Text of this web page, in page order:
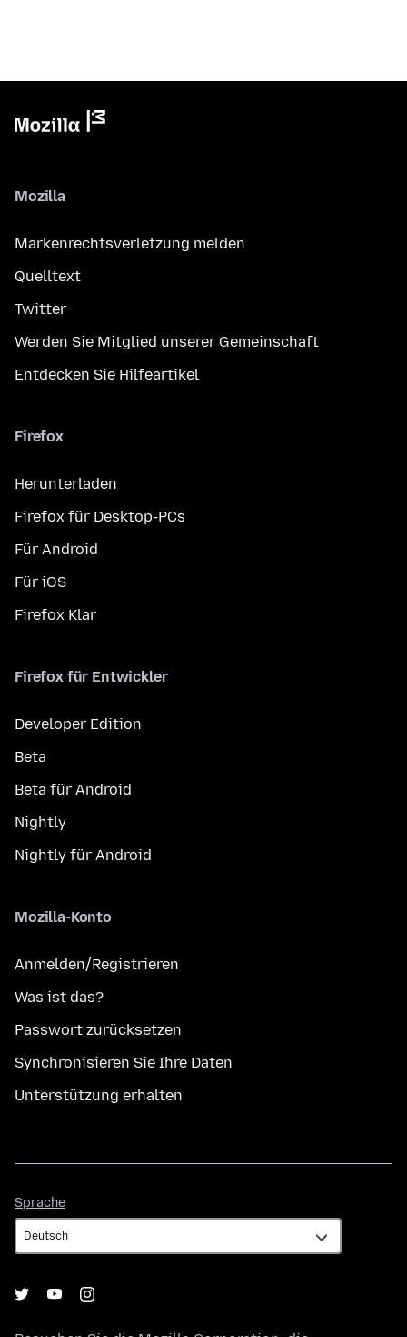
Mozilla
Markenrechtsverletzung melden
Quelltext
Twitter
Werden Sie Mitglied unserer Gemeinschaft
Entdecken Sie Hilfeartikel
Firefox
Herunterladen
Firefox für Desktop-PCs
Für Android
Für iOS
Firefox Klar
Firefox für Entwickler
Developer Edition
Beta
Beta für Android
Nightly
Nightly für Android
Mozilla-Konto
Anmelden/Registrieren
Was ist das?
Passwort zurücksetzen
Synchronisieren Sie Ihre Daten
Unterstützung erhalten
Sprache